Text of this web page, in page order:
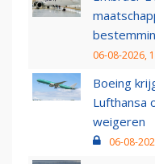
06-08-2026,
Boeing
Lufthansa
weigeren
06-08-